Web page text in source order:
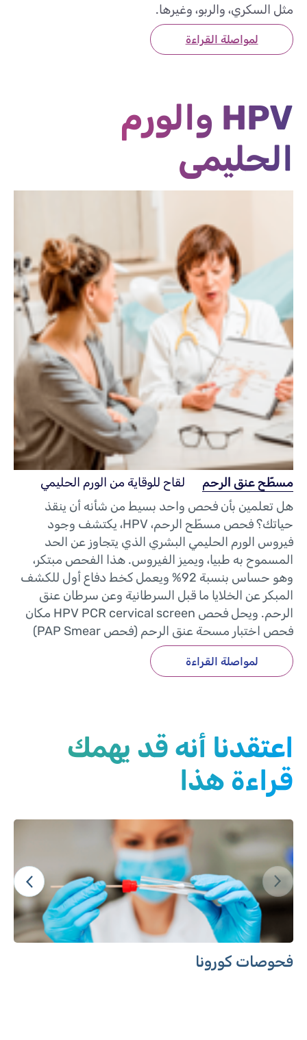
مثل السكري، والربو، وغيرها.
لمواصلة القراءة
HPV والورم
الحليمي
مسطّح عنق الرحم
لقاح للوقاية من الورم الحليمي
هل تعلمين بأن فحص واحد بسيط من شأنه أن ينقذ
حياتك؟ فحص مسطّح الرحم، HPV، يكتشف وجود
فيروس الورم الحليمي البشري الذي يتجاوز عن الحد
المسموح به طبيا، ويميز الفيروس. هذا الفحص مبتكر،
وهو حساس بنسبة 92% ويعمل كخط دفاع أول للكشف
المبكر عن الخلايا ما قبل السرطانية وعن سرطان عنق
الرحم. ويحل فحص HPV PCR cervical screen مكان
فحص اختبار مسحة عنق الرحم (فحص PAP Smear)
لمواصلة القراءة
اعتقدنا أنه قد يهمك
قراءة هذا
فحوصات كورونا